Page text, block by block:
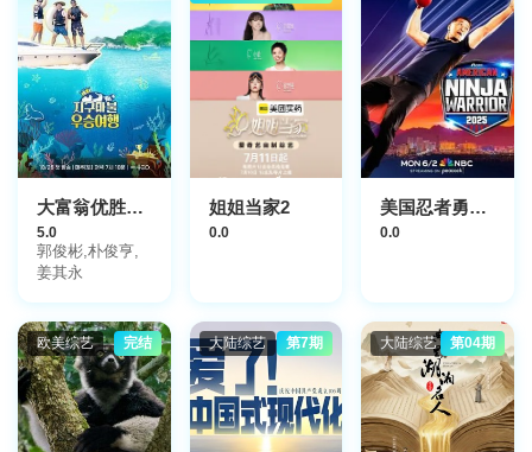
大富翁优胜旅行
5.0
郭俊彬,朴俊亨,
姜其永
姐姐当家2
0.0
美国忍者勇士第十八季
0.0
欧美综艺 完结 大陆综艺 第7期 大陆综艺 第04期